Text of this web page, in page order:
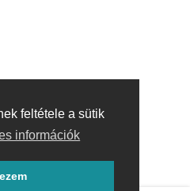
feltétele a sütik
információk